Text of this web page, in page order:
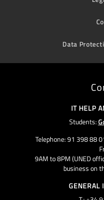
Data
IT HELP
Students:
Telephone: 91 398 88
9AM to 8PM (UNED
business on
GENERAL